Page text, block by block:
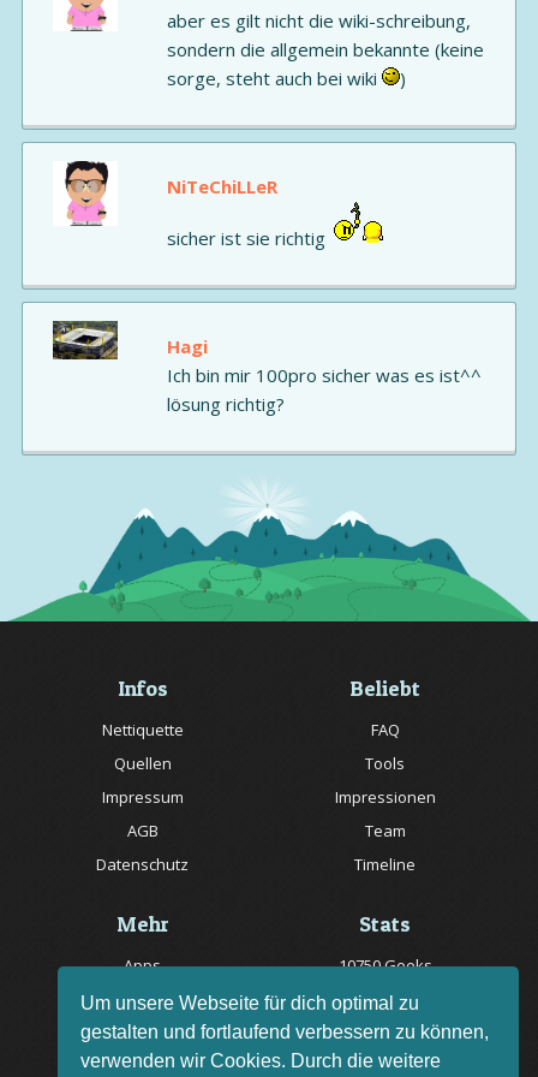
Um unsere Webseite für dich optimal zu
gestalten und fortlaufend verbessern zu können,
verwenden wir Cookies. Durch die weitere
aber es gilt nicht die wiki-schreibung,
sondern die allgemein bekannte (keine
sorge, steht auch bei wiki
)
NiTeChiLLeR
sicher ist sie richtig
Hagi
Ich bin mir 100pro sicher was es ist^^
lösung richtig?
Infos
Nettiquette
Quellen
Impressum
AGB
Datenschutz
Beliebt
FAQ
Tools
Impressionen
Team
Timeline
Mehr
Apps
Jobs
Livestream
Bug melden
Stats
10750 Geeks
20057 Rätsel online
150 Quizfragen online